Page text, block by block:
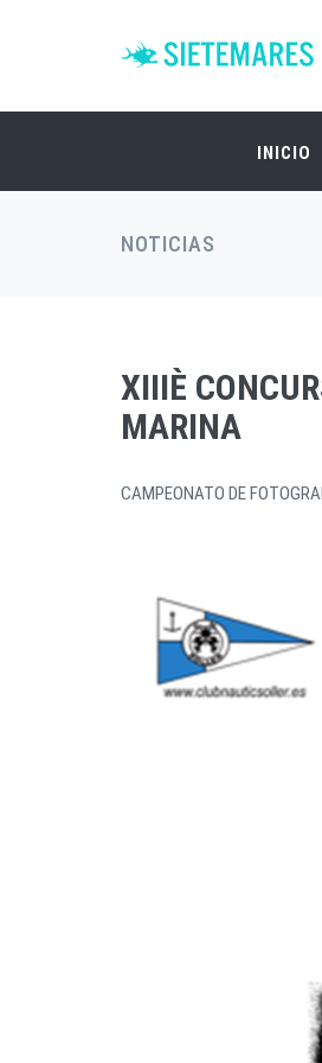
INICIO
NOTICIAS
XIIIÈ
MARINA
CAMPEONATO DE